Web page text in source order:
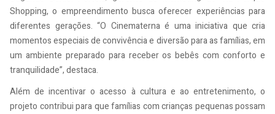
Shopping, o empreendimento busca oferecer experiências para
diferentes gerações. “O Cinematerna é uma iniciativa que cria
momentos especiais de convivência e diversão para as famílias, em
um ambiente preparado para receber os bebês com conforto e
tranquilidade”, destaca.
Além de incentivar o acesso à cultura e ao entretenimento, o
projeto contribui para que famílias com crianças pequenas possam